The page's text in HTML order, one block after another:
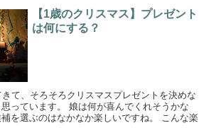
【1歳のクリスマス】プレゼント
は何にする？
て、そろそろクリスマスプレゼントを決めな
っています。 娘は何が喜んでくれそうかな
を選ぶのはなかなか楽しいですね。 こんな楽